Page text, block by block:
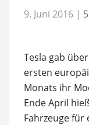
9. Juni 2016 |
Tesla gab
ersten
Monats ihr
Ende April
Fahrzeuge